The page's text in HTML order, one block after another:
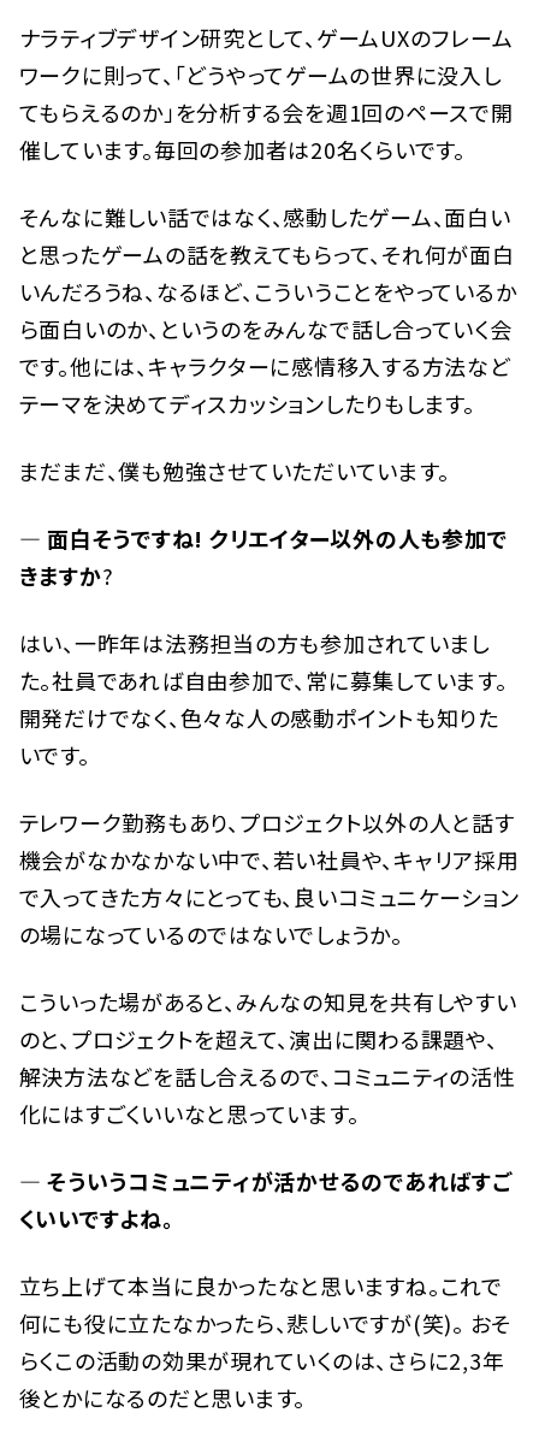
ナラティブデザイン研究として、ゲームUXのフレーム
ワークに則って、「どうやってゲームの世界に没入し
てもらえるのか」を分析する会を週1回のペースで開
催しています。毎回の参加者は20名くらいです。
そんなに難しい話ではなく、感動したゲーム、面白い
と思ったゲームの話を教えてもらって、それ何が面白
いんだろうね、なるほど、こういうことをやっているか
ら面白いのか、というのをみんなで話し合っていく会
です。他には、キャラクターに感情移入する方法など
テーマを決めてディスカッションしたりもします。
まだまだ、僕も勉強させていただいています。
— 面白そうですね! クリエイター以外の人も参加で
きますか?
はい、一昨年は法務担当の方も参加されていまし
た。社員であれば自由参加で、常に募集しています。
開発だけでなく、色々な人の感動ポイントも知りた
いです。
テレワーク勤務もあり、プロジェクト以外の人と話す
機会がなかなかない中で、若い社員や、キャリア採用
で入ってきた方々にとっても、良いコミュニケーション
の場になっているのではないでしょうか。
こういった場があると、みんなの知見を共有しやすい
のと、プロジェクトを超えて、演出に関わる課題や、
解決方法などを話し合えるので、コミュニティの活性
化にはすごくいいなと思っています。
— そういうコミュニティが活かせるのであればすご
くいいですよね。
立ち上げて本当に良かったなと思いますね。これで
何にも役に立たなかったら、悲しいですが(笑)。 おそ
らくこの活動の効果が現れていくのは、さらに2,3年
後とかになるのだと思います。